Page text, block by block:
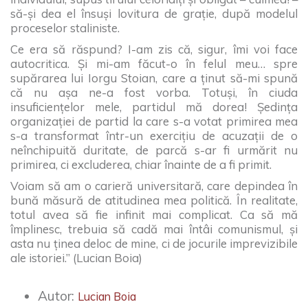
să-şi dea el însuşi lovitura de graţie, după modelul
proceselor staliniste.
Ce era să răspund? I-am zis că, sigur, îmi voi face
autocritica. Şi mi-am făcut-o în felul meu… spre
supărarea lui Iorgu Stoian, care a ţinut să-mi spună
că nu aşa ne-a fost vorba. Totuşi, în ciuda
insuficienţelor mele, partidul mă dorea! Şedinţa
organizaţiei de partid la care s-a votat primirea mea
s-a transformat într-un exerciţiu de acuzaţii de o
neînchipuită duritate, de parcă s-ar fi urmărit nu
primirea, ci excluderea, chiar înainte de a fi primit.
Voiam să am o carieră universitară, care depindea în
bună măsură de atitudinea mea politică. În realitate,
totul avea să fie infinit mai complicat. Ca să mă
împlinesc, trebuia să cadă mai întâi comunismul, şi
asta nu ţinea deloc de mine, ci de jocurile imprevizibile
ale istoriei.” (Lucian Boia)
Autor: Lucian Boia